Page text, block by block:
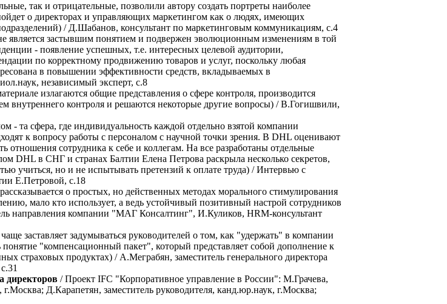
так и отрицательные, позволили автору создать портреты наиболее
о директорах и управляющих маркетингом как о людях, имеющих
/ Д.Шабанов, консультант по маркетинговым коммуникациям, с.4
является застывшим понятием и подвержен эволюционным изменениям в той
- появление успешных, т.е. интересных целевой аудитории,
по корректному продвижению товаров и услуг, поскольку любая
в повышении эффективности средств, вкладываемых в
независимый эксперт, с.8
излагаются общие представления о сфере контроля, производится
внутреннего контроля и решаются некоторые другие вопросы) / В.Гогишвили,
- та сфера, где индивидуальность каждой отдельно взятой компании
к вопросу работы с персоналом с научной точки зрения. В DHL оценивают
отношения сотрудника к себе и коллегам. На все разработаны отдельные
DHL в СНГ и странах Балтии Елена Петрова раскрыла несколько секретов,
учиться, но и не испытывать претензий к оплате труда) / Интервью с
Е.Петровой, с.18
о простых, но действенных методах морального стимулирования
мало кто использует, а ведь устойчивый позитивный настрой сотрудников
направления компании "МАГ Консалтинг", И.Куликов, HRM-консультант
заставляет задумываться руководителей о том, как "удержать" в компании
"компенсационный пакет", который представляет собой дополнение к
страховых продуктах) / А.Меграбян, заместитель генерального директора
директоров / Проект IFC "Корпоративное управление в России": М.Грачева,
Д.Карапетян, заместитель руководителя, канд.юр.наук, г.Москва;